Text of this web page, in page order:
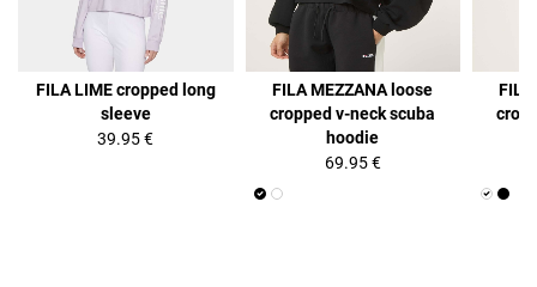
FILA LIME cropped long
sleeve
39.95 €
FILA MEZZANA loose
cropped v-neck scuba
hoodie
69.95 €